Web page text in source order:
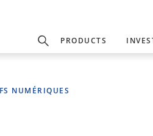
PRODUCTS
NUMÉRIQUES